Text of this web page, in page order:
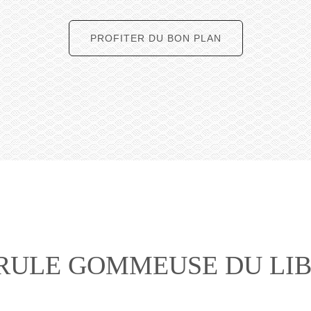
PROFITER DU BON PLAN
GOMMEUSE DU